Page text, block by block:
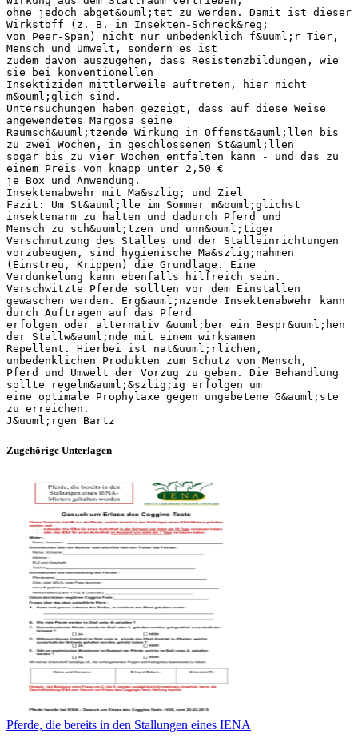
Zugehörige Unterlagen
Pferde, die bereits in den Stallungen eines IENA